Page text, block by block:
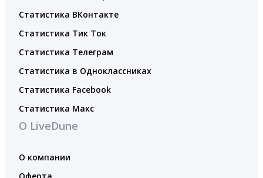
Статистика ВКонтакте
Статистика Тик Ток
Статистика Телеграм
Статистика в Одноклассниках
Статистика Facebook
Статистика Макс
О LiveDune
О компании